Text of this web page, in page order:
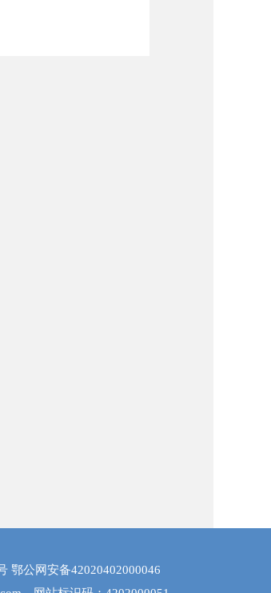
鄂公网安备42020402000046